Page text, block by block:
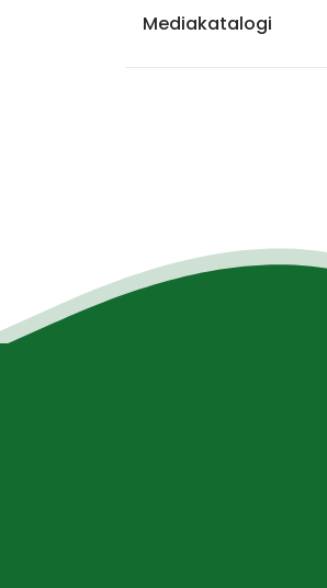
Mediakatalogi